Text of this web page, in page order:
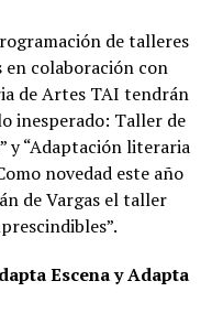
de talleres
colaboración con
de Artes TAI tendrán
inesperado: Taller de
y “Adaptación literaria
novedad este año
de Vargas el taller
Escena y Adapta